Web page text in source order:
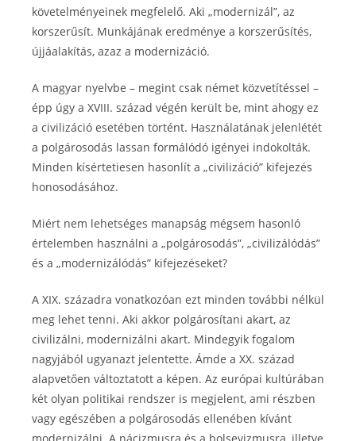
követelményeinek megfelelő. Aki „modernizál”, az
korszerűsít. Munkájának eredménye a korszerűsítés,
újjáalakítás, azaz a modernizáció.
A magyar nyelvbe – megint csak német közvetítéssel –
épp úgy a XVIII. század végén került be, mint ahogy ez
a civilizáció esetében történt. Használatának jelenlétét
a polgárosodás lassan formálódó igényei indokolták.
Minden kísértetiesen hasonlít a „civilizáció” kifejezés
honosodásához.
Miért nem lehetséges manapság mégsem hasonló
értelemben használni a „polgárosodás”, „civilizálódás”
és a „modernizálódás” kifejezéseket?
A XIX. századra vonatkozóan ezt minden további nélkül
meg lehet tenni. Aki akkor polgárosítani akart, az
civilizálni, modernizálni akart. Mindegyik fogalom
nagyjából ugyanazt jelentette. Ámde a XX. század
alapvetően változtatott a képen. Az európai kultúrában
két olyan politikai rendszer is megjelent, ami részben
vagy egészében a polgárosodás ellenében kívánt